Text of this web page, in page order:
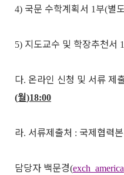
4) 국문 수학계획서 1 부(별
5) 지도교수 및 학장추천서 1
다. 온라인 신청 및 서류 제
(월)18:00
라. 서류제출처 : 국제협력
담당자 백문경(